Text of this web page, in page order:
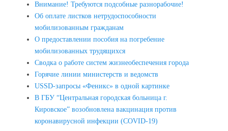
Внимание! Требуются подсобные разнорабочие!
Об оплате листков нетрудоспособности
мобилизованным гражданам
О предоставлении пособия на погребение
мобилизованных трудящихся
Сводка о работе систем жизнеобеспечения города
Горячие линии министерств и ведомств
USSD-запросы «Феникс» в одной картинке
В ГБУ “Центральная городская больница г.
Кировское” возобновлена вакцинация против
коронавирусной инфекции (COVID-19)